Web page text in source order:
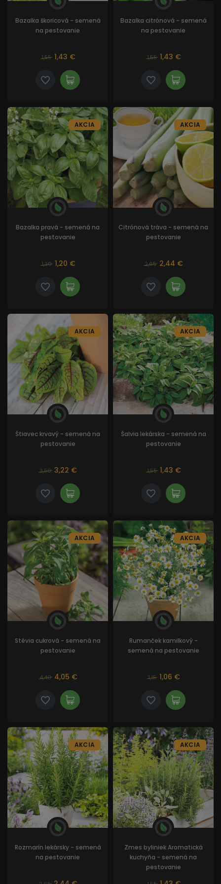
Bazalka škoricová - semená
na pestovanie
1,55 1,43 €
Bazalka citrónová - semená
na pestovanie
1,55 1,43 €
Bazalka pravá - semená na
pestovanie
1,30 1,20 €
AKCIA
Citrónová tráva - semená na
pestovanie
2,65 2,44 €
AKCIA
Štiavec krvavý - semená na
pestovanie
3,50 3,22 €
AKCIA
Šalvia lekárska - semená na
pestovanie
1,55 1,43 €
AKCIA
Stévia cukrová - semená na
pestovanie
4,40 4,05 €
AKCIA
Rumanček kamilkový -
semená na pestovanie
1,15 1,06 €
AKCIA
Rozmarín lekársky - semená
na pestovanie
AKCIA
Zmes byliniek Aromatická
kuchyňa - semená na
pestovanie
AKCIA